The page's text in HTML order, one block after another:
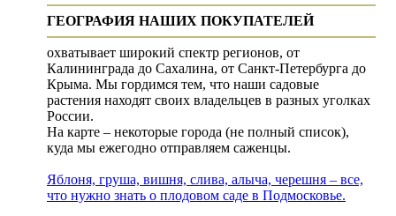
ГЕОГРАФИЯ НАШИХ ПОКУПАТЕЛЕЙ
охватывает широкий спектр регионов, от
Калининграда до Сахалина, от Санкт-Петербурга до
Крыма. Мы гордимся тем, что наши садовые
растения находят своих владельцев в разных уголках
России.
На карте – некоторые города (не полный список),
куда мы ежегодно отправляем саженцы.
Яблоня, груша, вишня, слива, алыча, черешня – все,
что нужно знать о плодовом саде в Подмосковье.